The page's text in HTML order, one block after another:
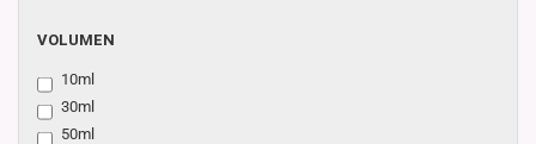
VOLUMEN
VOLUMEN
10ml
30ml
50ml